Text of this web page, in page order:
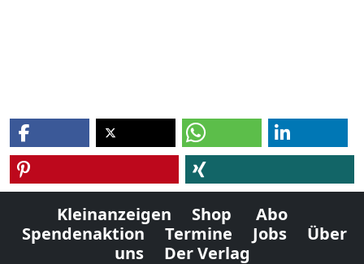
Kleinanzeigen Shop
Abo
Spendenaktion
Termine Jobs
Über
uns
Der Verlag